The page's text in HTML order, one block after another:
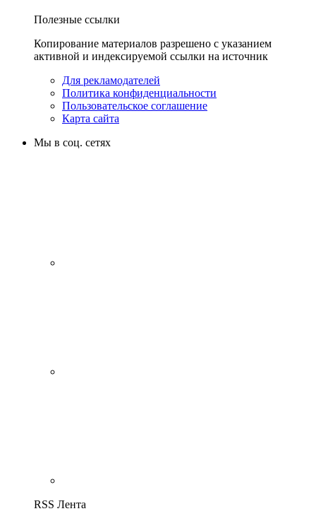
Полезные ссылки
Копирование материалов разрешено с указанием
активной и индексируемой ссылки на источник
Для рекламодателей
Политика конфиденциальности
Пользовательское соглашение
Карта сайта
Мы в соц. сетях
RSS Лента